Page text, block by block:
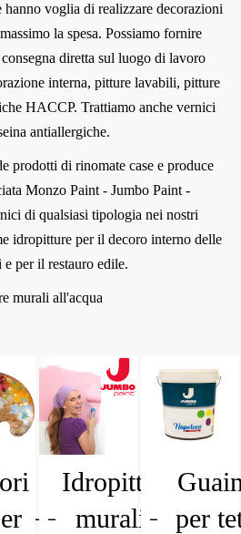
voglia di realizzare decorazioni
la spesa. Possiamo fornire
diretta sul luogo di lavoro
interna, pitture lavabili, pitture
HACCP. Trattiamo anche vernici
antiallergiche.
prodotti di rinomate case e produce
Monzo Paint - Jumbo Paint -
di qualsiasi tipologia nei nostri
idropitture per il decoro interno delle
e per il restauro edile.
murali all'acqua
Idropitture
murali e
per